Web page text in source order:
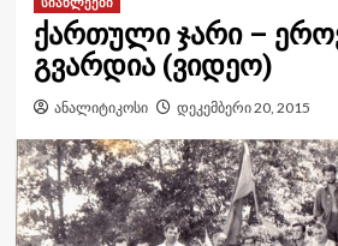
ქართული ჯარი –
გვარდია (ვიდეო)
ანალიტიკოსი დეკემბერი 20, 2015